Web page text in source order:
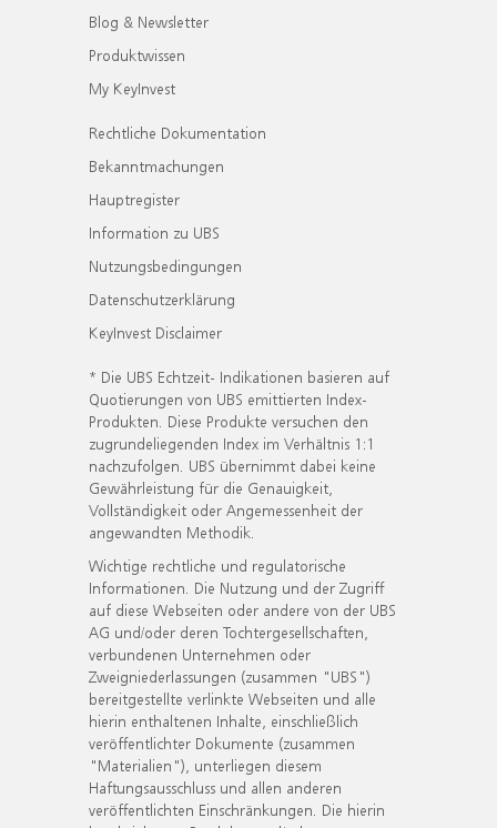
Blog & Newsletter
Produktwissen
My KeyInvest
Rechtliche Dokumentation
Bekanntmachungen
Hauptregister
Information zu UBS
Nutzungsbedingungen
Datenschutzerklärung
KeyInvest Disclaimer
* Die UBS Echtzeit- Indikationen basieren auf
Quotierungen von UBS emittierten Index-
Produkten. Diese Produkte versuchen den
zugrundeliegenden Index im Verhältnis 1:1
nachzufolgen. UBS übernimmt dabei keine
Gewährleistung für die Genauigkeit,
Vollständigkeit oder Angemessenheit der
angewandten Methodik.
Wichtige rechtliche und regulatorische
Informationen. Die Nutzung und der Zugriff
auf diese Webseiten oder andere von der UBS
AG und/oder deren Tochtergesellschaften,
verbundenen Unternehmen oder
Zweigniederlassungen (zusammen "UBS")
bereitgestellte verlinkte Webseiten und alle
hierin enthaltenen Inhalte, einschließlich
veröffentlichter Dokumente (zusammen
"Materialien"), unterliegen diesem
Haftungsausschluss und allen anderen
veröffentlichten Einschränkungen. Die hierin